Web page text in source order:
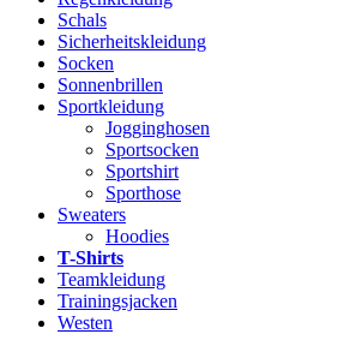
Schals
Sicherheitskleidung
Socken
Sonnenbrillen
Sportkleidung
Jogginghosen
Sportsocken
Sportshirt
Sporthose
Sweaters
Hoodies
T-Shirts
Teamkleidung
Trainingsjacken
Westen